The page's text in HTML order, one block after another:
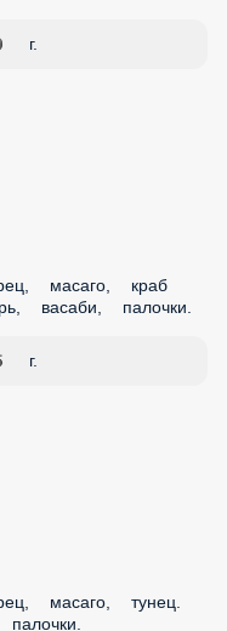
краб (имитация)
тунец. Соевый